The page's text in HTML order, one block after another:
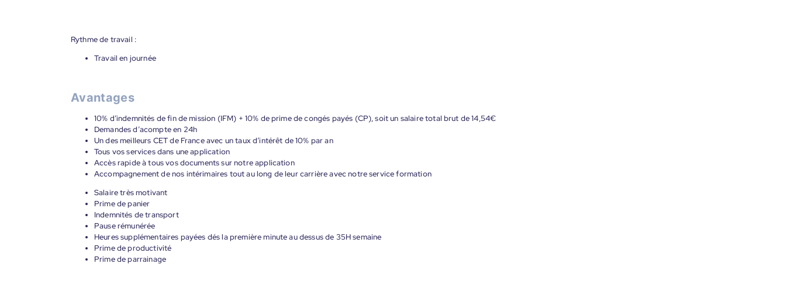
Rythme de travail :
Travail en journée
Avantages
10% d’indemnités de fin de mission (IFM) + 10% de prime de congés payés (CP), soit un salaire total brut de 14,54€
Demandes d’acompte en 24h
Un des meilleurs CET de France avec un taux d’intérêt de 10% par an
Tous vos services dans une application
Accès rapide à tous vos documents sur notre application
Accompagnement de nos intérimaires tout au long de leur carrière avec notre service formation
Salaire très motivant
Prime de panier
Indemnités de transport
Pause rémunérée
Heures supplémentaires payées dés la première minute au dessus de 35H semaine
Prime de productivité
Prime de parrainage